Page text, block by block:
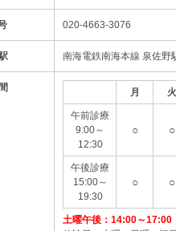
020-4663-3076
南海電鉄南海本線 泉佐野
月 火
午前診療
9:00～
12:30
○ ○
午後診療
15:00～
19:30
○ ○
土曜午後：14:00～17:00